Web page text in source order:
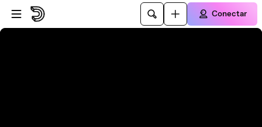
Pular para o player
Ir para o conteúdo principal
Conectar